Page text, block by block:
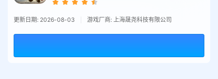
更新日期: 2026-08-03 游戏厂商: 上海晟尧科技有限公司